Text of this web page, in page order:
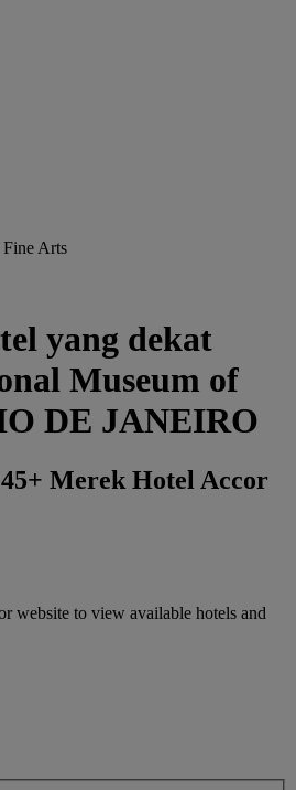
Arts
yang dekat
Museum of
DE JANEIRO
Merek Hotel Accor
website to view available hotels and